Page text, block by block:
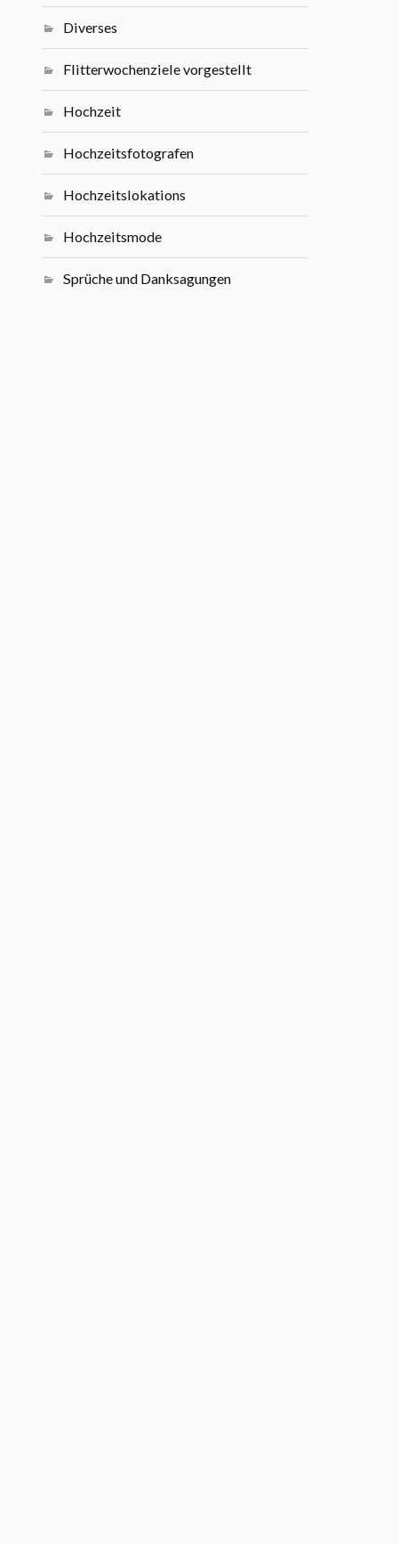
Diverses
Flitterwochenziele vorgestellt
Hochzeit
Hochzeitsfotografen
Hochzeitslokations
Hochzeitsmode
Sprüche und Danksagungen